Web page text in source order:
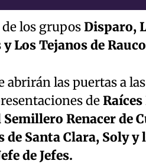
los gruposDisparo,
Los Tejanos de
abrirán las puertas a las
de
Renacer de
de Santa Clara, Soly
de Jefes.